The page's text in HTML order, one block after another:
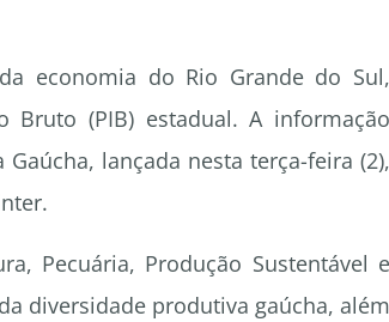
economia do Rio Grande do Sul,
(PIB) estadual. A informação
lançada nesta terça-feira (2),
Pecuária, Produção Sustentável e
diversidade produtiva gaúcha, além